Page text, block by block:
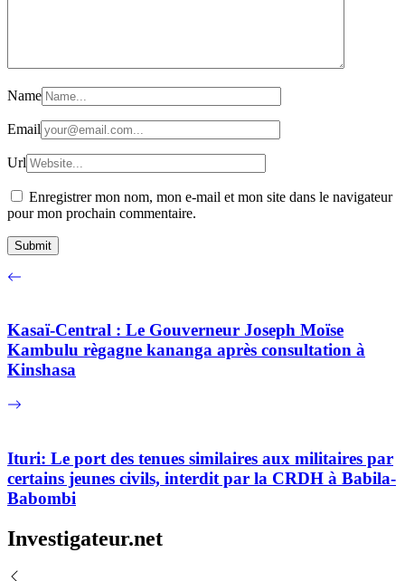
Name
Email
Url
Enregistrer mon nom, mon e-mail et mon site dans le navigateur
pour mon prochain commentaire.
Kasaï-Central : Le Gouverneur Joseph Moïse
Kambulu règagne kananga après consultation à
Kinshasa
Ituri: Le port des tenues similaires aux militaires par
certains jeunes civils, interdit par la CRDH à Babila-
Babombi
Investigateur.net